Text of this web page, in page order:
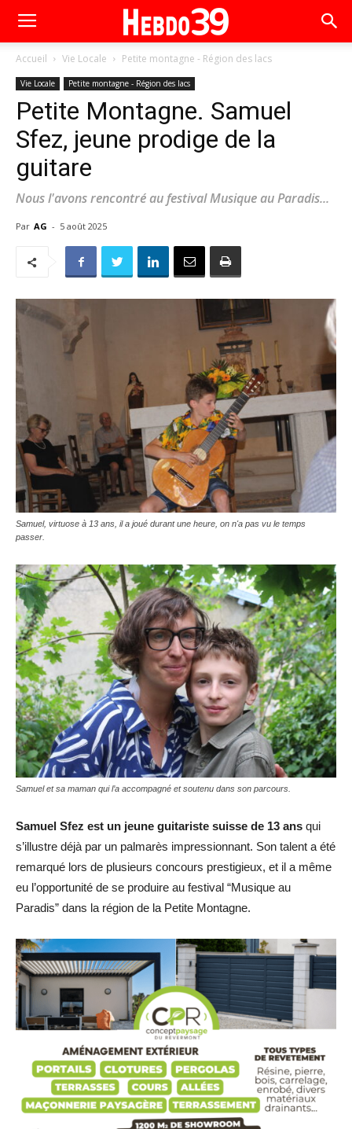
Accueil Vie Locale Petite montagne - Région des lacs
Vie Locale Petite montagne - Région des lacs
Petite Montagne. Samuel
Sfez, jeune prodige de la
guitare
Nous l'avons rencontré au festival Musique au Paradis...
Par AG - 5 août 2025
Samuel, virtuose à 13 ans, il a joué durant une heure, on n'a pas vu le temps
passer.
Samuel et sa maman qui l’a accompagné et soutenu dans son parcours.
Samuel Sfez est un jeune guitariste suisse de 13 ans qui
s’illustre déjà par un palmarès impressionnant. Son talent a été
remarqué lors de plusieurs concours prestigieux, et il a même
eu l’opportunité de se produire au festival “Musique au
Paradis” dans la région de la Petite Montagne.